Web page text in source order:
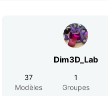
Dim3D_Lab
37
Modèles
1
Groupes